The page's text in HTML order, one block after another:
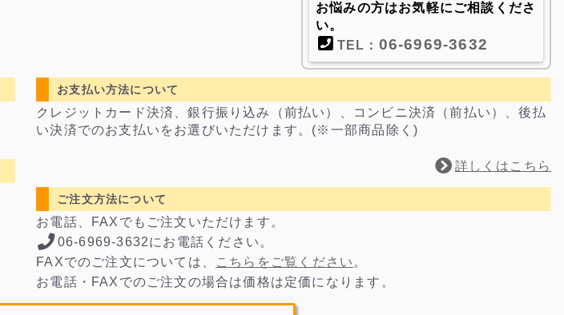
お悩みの方はお気軽にご相談くださ
い。
TEL： 06-6969-3632
お支払い方法について
クレジットカード決済、銀行振り込み（前払い）、コンビニ決済（前払い）、後払
い決済でのお支払いをお選びいただけます。(※一部商品除く)
詳しくはこちら
ご注文方法について
お電話、FAXでもご注文いただけます。
06-6969-3632にお電話ください。
FAXでのご注文については、
こちらをご覧ください 。
お電話・FAXでのご注文の場合は価格は定価になります。